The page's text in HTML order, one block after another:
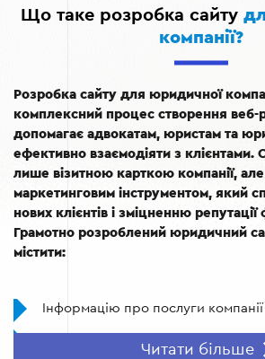
Що таке розробка сайту
компанії?
Розробка сайту для юридичної
комплексний процес створення веб-
допомагає адвокатам, юристам та
ефективно взаємодіяти з клієнтами.
лише візитною карткою компанії,
маркетинговим інструментом, який
нових клієнтів і зміцненню репутації
Грамотно розроблений юридичний
містити:
Інформацію про послуги компанії
Контактні дані та картуЧитати більше